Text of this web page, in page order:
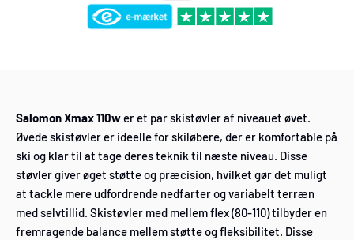
Salomon Xmax 110wer et par skistøvler af niveauet øvet.
Øvede skistøvler er ideelle for skiløbere, der er komfortable på
ski og klar til at tage deres teknik til næste niveau. Disse
støvler giver øget støtte og præcision, hvilket gør det muligt
at tackle mere udfordrende nedfarter og variabelt terræn
med selvtillid. Skistøvler med mellem flex (80-110) tilbyder en
fremragende balance mellem støtte og fleksibilitet. Disse